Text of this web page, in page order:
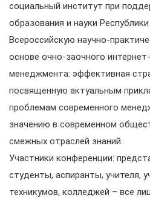
социальный институт при
образования и науки
Всероссийскую научно-
основе очно-заочного
менеджмента: эффективная
посвященную актуальным
проблемам современного
значению в современном
смежных отраслей знаний.
Участники конференции:
студенты, аспиранты, учителя,
техникумов, колледжей – все